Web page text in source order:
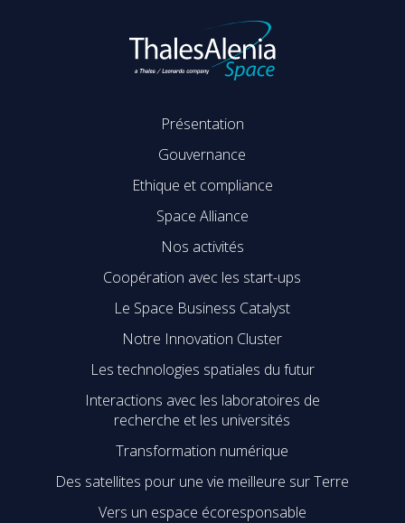
Présentation
Gouvernance
Ethique et compliance
Space Alliance
Nos activités
Coopération avec les start-ups
Le Space Business Catalyst
Notre Innovation Cluster
Les technologies spatiales du futur
Interactions avec les laboratoires de
recherche et les universités
Transformation numérique
Des satellites pour une vie meilleure sur Terre
Vers un espace écoresponsable